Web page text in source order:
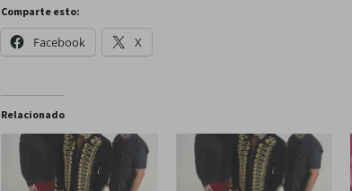
Comparte esto:
Facebook X
Relacionado